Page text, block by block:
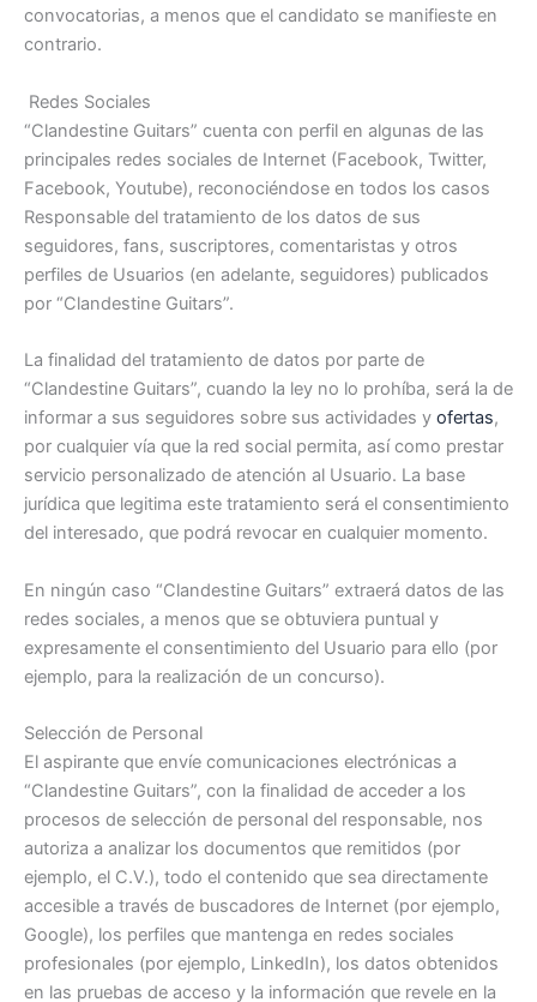
convocatorias, a menos que el candidato se manifieste en
contrario.
Redes Sociales
“Clandestine Guitars” cuenta con perfil en algunas de las
principales redes sociales de Internet (Facebook, Twitter,
Facebook, Youtube), reconociéndose en todos los casos
Responsable del tratamiento de los datos de sus
seguidores, fans, suscriptores, comentaristas y otros
perfiles de Usuarios (en adelante, seguidores) publicados
por “Clandestine Guitars”.
La finalidad del tratamiento de datos por parte de
“Clandestine Guitars”, cuando la ley no lo prohíba, será la de
informar a sus seguidores sobre sus actividades y ofertas,
por cualquier vía que la red social permita, así como prestar
servicio personalizado de atención al Usuario. La base
jurídica que legitima este tratamiento será el consentimiento
del interesado, que podrá revocar en cualquier momento.
En ningún caso “Clandestine Guitars” extraerá datos de las
redes sociales, a menos que se obtuviera puntual y
expresamente el consentimiento del Usuario para ello (por
ejemplo, para la realización de un concurso).
Selección de Personal
El aspirante que envíe comunicaciones electrónicas a
“Clandestine Guitars”, con la finalidad de acceder a los
procesos de selección de personal del responsable, nos
autoriza a analizar los documentos que remitidos (por
ejemplo, el C.V.), todo el contenido que sea directamente
accesible a través de buscadores de Internet (por ejemplo,
Google), los perfiles que mantenga en redes sociales
profesionales (por ejemplo, LinkedIn), los datos obtenidos
en las pruebas de acceso y la información que revele en la